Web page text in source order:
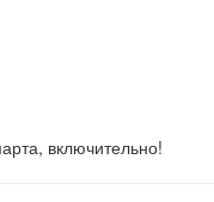
включительно!